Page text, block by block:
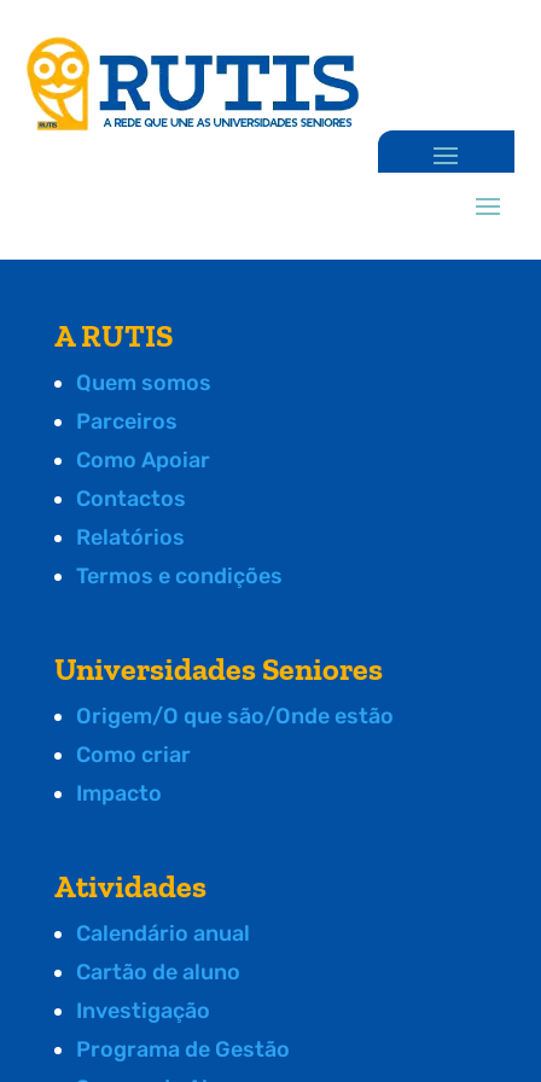
A RUTIS
Quem somos
Parceiros
Como Apoiar
Contactos
Relatórios
Termos e condições
Universidades Seniores
Origem/O que são/Onde estão
Como criar
Impacto
Atividades
Calendário anual
Cartão de aluno
Investigação
Programa de Gestão